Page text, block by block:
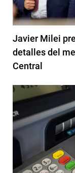
Javier Milei
detalles del
Central